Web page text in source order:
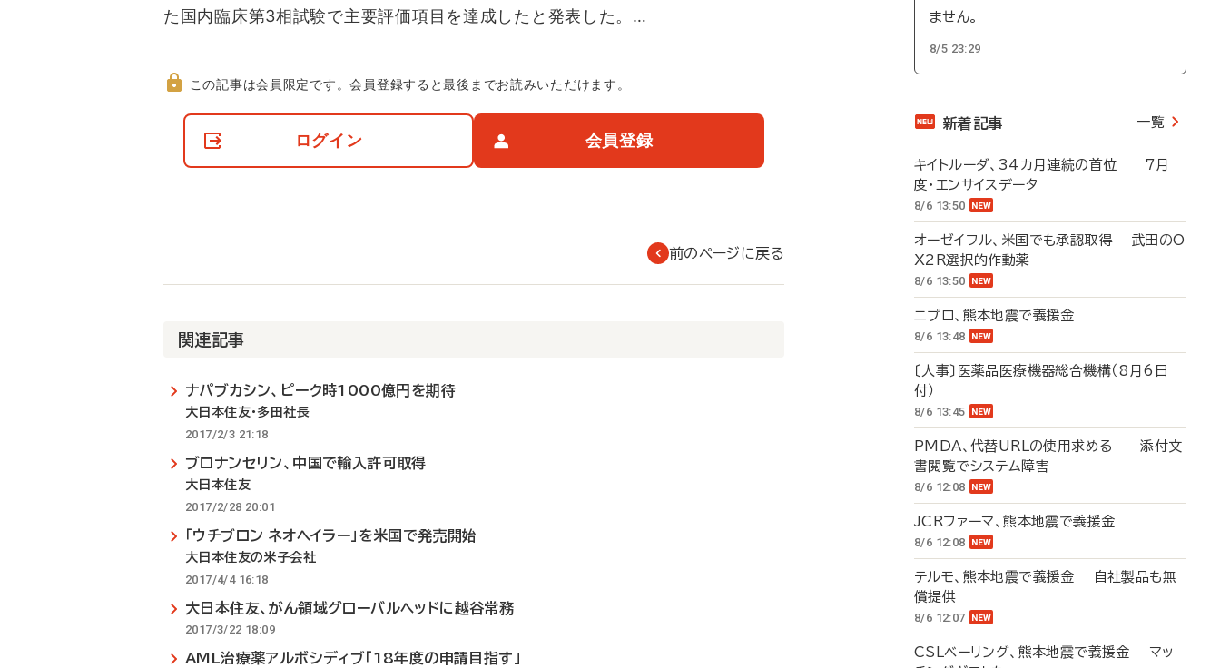
た国内臨床第3相試験で主要評価項目を達成したと発表した。…
て
この記事は会員限定です。会員登録すると最後までお読みいただけます。
ログイン 会員登録
前のページに戻る
関連記事
ナパブカシン、ピーク時1000億円を期待
大日本住友・多田社長
2017/2/3 21:18
ブロナンセリン、中国で輸入許可取得
大日本住友
2017/2/28 20:01
「ウチブロン ネオヘイラー」を米国で発売開始
大日本住友の米子会社
2017/4/4 16:18
大日本住友、がん領域グローバルヘッドに越谷常務
2017/3/22 18:09
AML治療薬アルボシディブ「18年度の申請目指す」
ません。
8/5 23:29
新着記事 一覧
キイトルーダ、34カ月連続の首位 7月
度・エンサイスデータ
8/6 13:50
オーゼイフル、米国でも承認取得 武田のO
X2R選択的作動薬
8/6 13:50
ニプロ、熊本地震で義援金
8/6 13:48
〔人事〕医薬品医療機器総合機構（8月6日
付）
8/6 13:45
PMDA、代替URLの使用求める 添付文
書閲覧でシステム障害
8/6 12:08
JCRファーマ、熊本地震で義援金
8/6 12:08
テルモ、熊本地震で義援金 自社製品も無
償提供
8/6 12:07
CSLベーリング、熊本地震で義援金 マッ